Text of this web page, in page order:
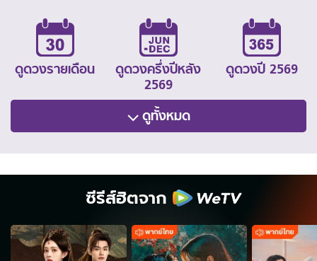
ดูดวงรายเดือน
ดูดวงครึ่งปีหลัง
2569
ดูดวงปี 2569
ดูทั้งหมด
ซีรีส์ฮิตจาก